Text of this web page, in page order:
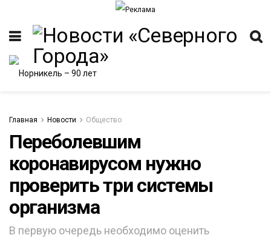
Главная Новости Общество
Переболевшим
коронавирусом нужно
проверить три системы
организма
В первую очередь необходимо оценить